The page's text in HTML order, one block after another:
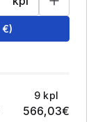
€)
9 kpl
566,03€